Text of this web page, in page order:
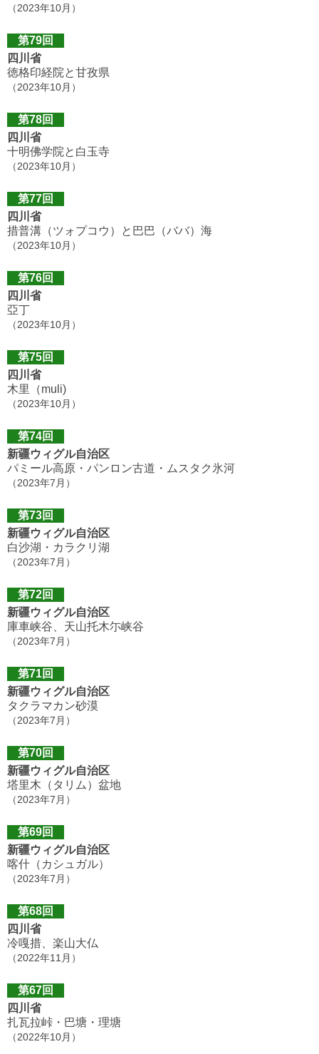
（2023年10月）
第79回
四川省
徳格印経院と甘孜県
（2023年10月）
第78回
四川省
十明佛学院と白玉寺
（2023年10月）
第77回
四川省
措普溝（ツォプコウ）と巴巴（ババ）海
（2023年10月）
第76回
四川省
亞丁
（2023年10月）
第75回
四川省
木里（muli)
（2023年10月）
第74回
新疆ウィグル自治区
パミール高原・パンロン古道・ムスタク氷河
（2023年7月）
第73回
新疆ウィグル自治区
白沙湖・カラクリ湖
（2023年7月）
第72回
新疆ウィグル自治区
庫車峡谷、天山托木尓峡谷
（2023年7月）
第71回
新疆ウィグル自治区
タクラマカン砂漠
（2023年7月）
第70回
新疆ウィグル自治区
塔里木（タリム）盆地
（2023年7月）
第69回
新疆ウィグル自治区
喀什（カシュガル）
（2023年7月）
第68回
四川省
冷嘎措、楽山大仏
（2022年11月）
第67回
四川省
扎瓦拉峠・巴塘・理塘
（2022年10月）